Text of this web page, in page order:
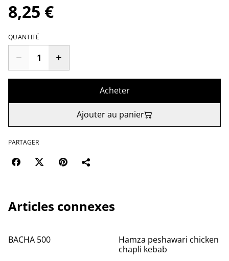
8,25 €
QUANTITÉ
Acheter
Ajouter au panier
PARTAGER
Articles connexes
BACHA 500
Hamza peshawari chicken
chapli kebab